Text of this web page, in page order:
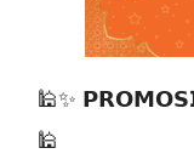
🕌✨
🕌